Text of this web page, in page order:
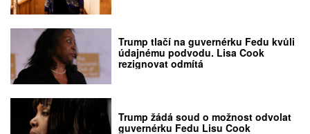
Trump tlačí na guvernérku Fedu kvůli
údajnému podvodu. Lisa Cook
rezignovat odmítá
Trump žádá soud o možnost odvolat
guvernérku Fedu Lisu Cook